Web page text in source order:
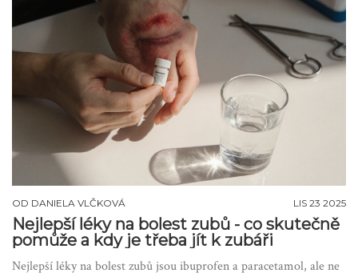
OD DANIELA VLČKOVÁ LIS 23 2025
Nejlepší léky na bolest zubů - co skutečně
pomůže a kdy je třeba jít k zubáři
Nejlepší léky na bolest zubů jsou ibuprofen a paracetamol, ale ne